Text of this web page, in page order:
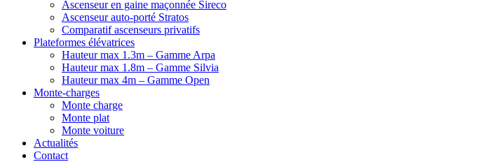
Ascenseur en gaine maçonnée Sireco
Ascenseur auto-porté Stratos
Comparatif ascenseurs privatifs
Plateformes élévatrices
Hauteur max 1.3m – Gamme Arpa
Hauteur max 1.8m – Gamme Silvia
Hauteur max 4m – Gamme Open
Monte-charges
Monte charge
Monte plat
Monte voiture
Actualités
Contact